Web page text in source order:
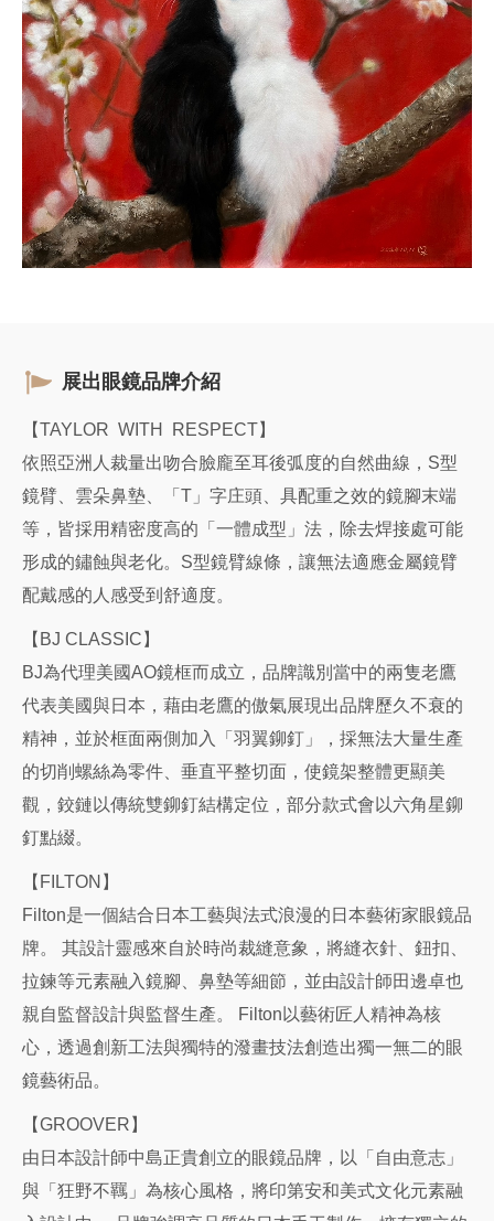
展出眼鏡品牌介紹
【TAYLOR WITH RESPECT】
依照亞洲人裁量出吻合臉龐至耳後弧度的自然曲線，S型
鏡臂、雲朵鼻墊、「T」字庄頭、具配重之效的鏡腳末端
等，皆採用精密度高的「一體成型」法，除去焊接處可能
形成的鏽蝕與老化。S型鏡臂線條，讓無法適應金屬鏡臂
配戴感的人感受到舒適度。
【BJ CLASSIC】
BJ為代理美國AO鏡框而成立，品牌識別當中的兩隻老鷹
代表美國與日本，藉由老鷹的傲氣展現出品牌歷久不衰的
精神，並於框面兩側加入「羽翼鉚釘」，採無法⼤量⽣產
的切削螺絲為零件、垂直平整切⾯，使鏡架整體更顯美
觀，鉸鏈以傳統雙鉚釘結構定位，部分款式會以六⾓星鉚
釘點綴。
【FILTON】
Filton是一個結合日本工藝與法式浪漫的日本藝術家眼鏡品
牌。 其設計靈感來自於時尚裁縫意象，將縫衣針、鈕扣、
拉鍊等元素融入鏡腳、鼻墊等細節，並由設計師田邊卓也
親自監督設計與監督生產。 Filton以藝術匠人精神為核
心，透過創新工法與獨特的潑畫技法創造出獨一無二的眼
鏡藝術品。
【GROOVER】
由日本設計師中島正貴創立的眼鏡品牌，以「自由意志」
與「狂野不羈」為核心風格，將印第安和美式文化元素融